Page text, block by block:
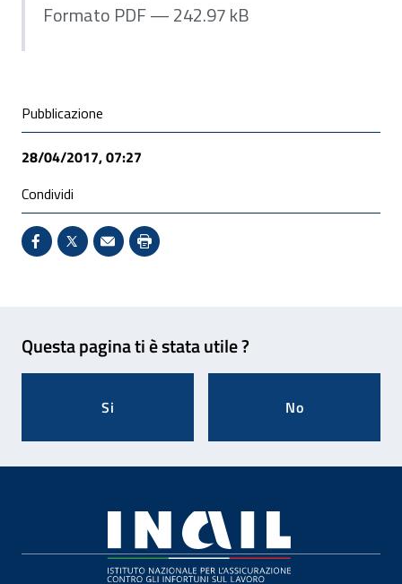
Formato PDF — 242.97 kB
Condivisione social
Pubblicazione
28/04/2017, 07:27
Condividi
Condividi su Facebook - Sito esterno - Apertura in
X - Sito esterno - Apertura in nuova finestra
Invio Mail: apre il programma di posta
Stampa pagina: scelta meno
Questa pagina ti è stata utile ?
Si No